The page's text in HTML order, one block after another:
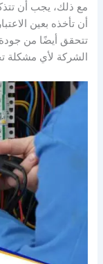
مع ذلك، يجب أن
أن تأخذه بعين
تتحقق أيضًا من
الشركة لأي مشكلة